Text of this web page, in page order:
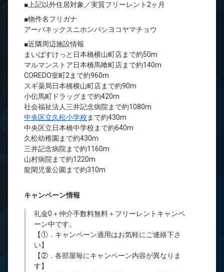
■上記以外住居対象／実質フリーレント2ヶ月
■物件名フリガナ
アーバネックスニホンバシヨコヤマチョウ
■近隣周辺施設情報
まいばすけっと日本橋横山町店まで約50m
マルマンストア日本橋馬喰町店まで約140m
COREDO室町2まで約960m
スギ薬局日本橋横山町店まで約90m
小伝馬町ドラッグまで約420m
社会福祉法人三井記念病院まで約1080m
中央区立久松小学校 まで約430m
中央区立日本橋中学校まで約640m
久松幼稚園まで約430m
三井記念病院まで約1160m
山村病院まで約1220m
龍閑児童公園まで約310m
キャンペーン情報
礼金0 ＋仲介手数料無料＋ フリーレント キャンペ
ーン中です。
【①．キャンペーン適用はお気軽にご連絡下さ
い】
【②．各部屋毎にキャンペーン内容が異なりま
す】